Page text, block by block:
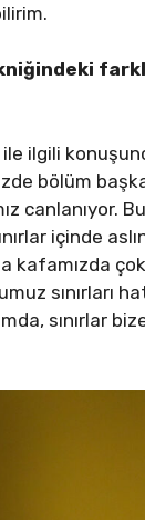
ile ilgili
bölüm
canlanıyor.
içinde
kafamızda
sınırları
sınırlar